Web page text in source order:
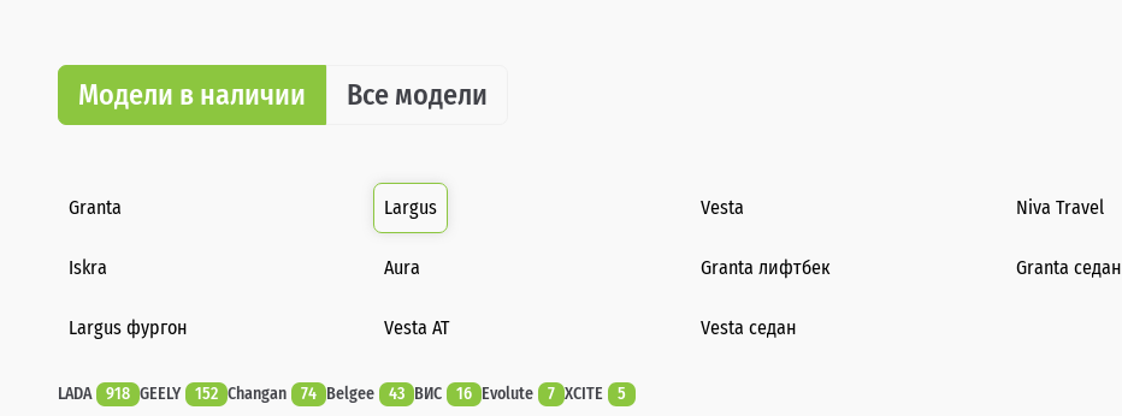
Модели в наличии Все модели
Granta Largus Vesta Niva Travel
Iskra Aura Granta лифтбек Granta седан
Largus фургон Vesta AT Vesta седан
LADA 918 GEELY 152 Changan 74 Belgee 43 ВИС 16 Evolute 7 XCITE 5